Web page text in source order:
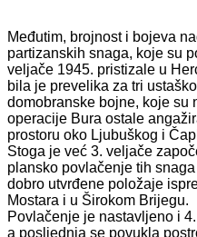
Međutim, brojnost i bojeva
partizanskih snaga, koje su
veljače 1945. pristizale u
bila je prevelika za tri
domobranske bojne, koje su
operacije Bura ostale
prostoru oko Ljubuškog i
Stoga je već 3. veljače
plansko povlačenje tih
dobro utvrđene položaje
Mostara i u Širokom Brijegu.
Povlačenje je nastavljeno i
a posljednja se povukla